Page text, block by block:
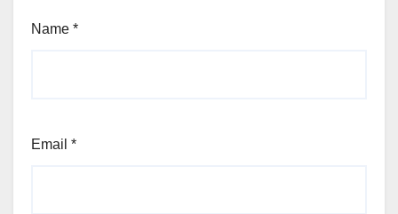
Name *
Email *